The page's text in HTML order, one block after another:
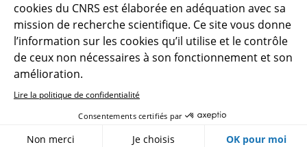
CNRS Le Mag
© 2026, CNRS
Créer un compte Se connecter
Gestion des cookies
cookies du CNRS est élaborée en adéquation avec sa
mission de recherche scientifique. Ce site vous donne
l’information sur les cookies qu’il utilise et le contrôle
de ceux non nécessaires à son fonctionnement et son
amélioration.
Lire la politique de confidentialité
Consentements certifiés par
Non merci Je choisis OK pour moi